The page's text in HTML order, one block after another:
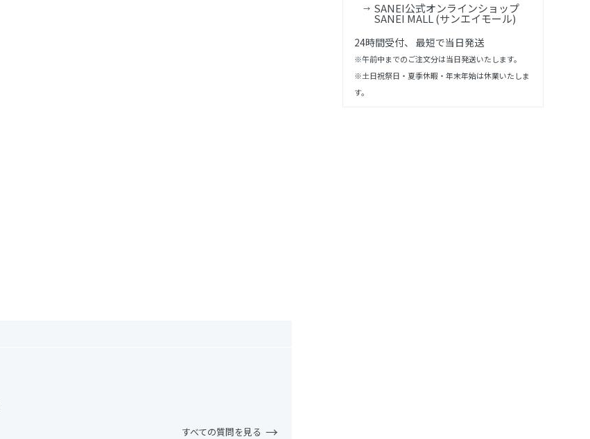
すべての質問を見る
SANEI公式オンラインショップ
SANEI MALL (サンエイモール)
24時間受付、 最短で当日発送
※午前中までのご注文分は当日発送いたします。
※土日祝祭日・夏季休暇・年末年始は休業いたしま
す。